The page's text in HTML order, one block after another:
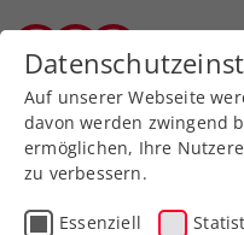
Auf unserer Webseite
davon werden zwingend
ermöglichen, Ihre
zu verbessern.
Essenziell